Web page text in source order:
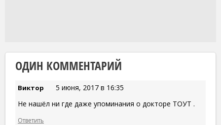
ОДИН КОММЕНТАРИЙ
Виктор
5 июня, 2017 в 16:35
Не нашёл ни где даже упоминания о докторе ТОУТ .
Ответить